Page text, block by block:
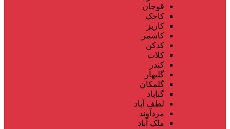
قوچان
کاخک
کاریز
کاشمر
کدکن
کلات
کندر
گلبهار
گلمکان
گناباد
لطف آباد
مزدآوند
ملک آباد